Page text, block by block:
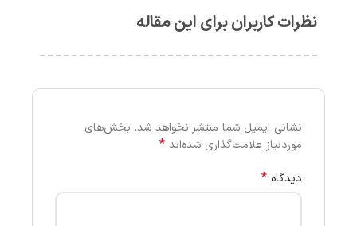
نظرات کاربران برای این مقاله
نشانی ایمیل شما منتشر نخواهد شد. بخش‌های
موردنیاز علامت‌گذاری شده‌اند *
دیدگاه *